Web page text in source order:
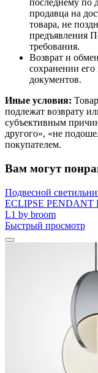
последнему по
продавца на
товара, не
предъявления
требования.
Возврат и
сохранении
документов.
Иные условия:
подлежат возврату
субъективным
другого», «не
покупателем.
Вам могут
Подвесной
ECLIPSE PENDANT
L1 by broom
Быстрый просмотр